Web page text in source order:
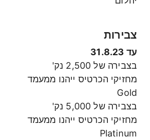
צבירות
עד 31.8.23
בצבירה של 2,500 נק'
מחזיקי הכרטיס ייהנו ממעמד
Gold
בצבירה של 5,000 נק'
מחזיקי הכרטיס ייהנו ממעמד
Platinum